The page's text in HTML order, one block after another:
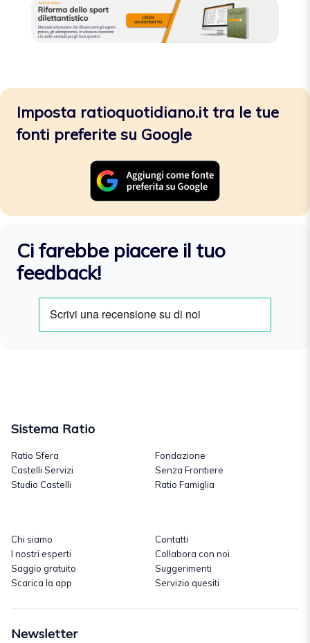
Imposta ratioquotidiano.it tra le tue
fonti preferite su Google
Ci farebbe piacere il tuo
feedback!
Sistema Ratio
Ratio Sfera
Castelli Servizi
Studio Castelli
Fondazione
Senza Frontiere
Ratio Famiglia
Chi siamo
I nostri esperti
Saggio gratuito
Scarica la app
Contatti
Collabora con noi
Suggerimenti
Servizio quesiti
Newsletter